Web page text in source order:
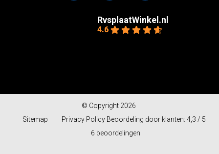
RvsplaatWinkel.nl
4.6
© Copyright 2026
Sitemap
Privacy Policy Beoordeling door klanten: 4,3 / 5 |
6 beoordelingen